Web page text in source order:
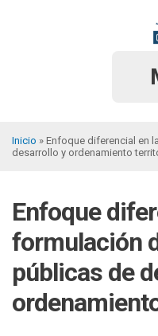
Sobrescribir
de
ayuda
a
la
navegación
Inicio
Enfoque diferencial en
desarrollo y ordenamiento
Enfoque
formulación
públicas de